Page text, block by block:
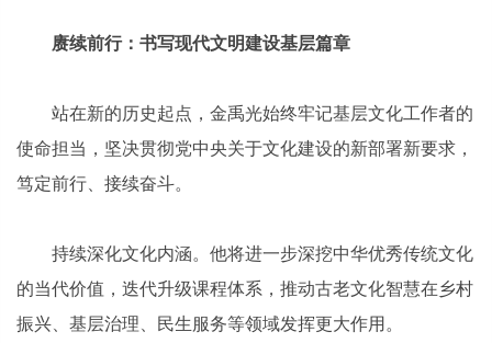
赓续前行：书写现代文明建设基层篇章
站在新的历史起点，金禹光始终牢记基层文化工作者的
使命担当，坚决贯彻党中央关于文化建设的新部署新要求，
笃定前行、接续奋斗。
持续深化文化内涵。他将进一步深挖中华优秀传统文化
的当代价值，迭代升级课程体系，推动古老文化智慧在乡村
振兴、基层治理、民生服务等领域发挥更大作用。